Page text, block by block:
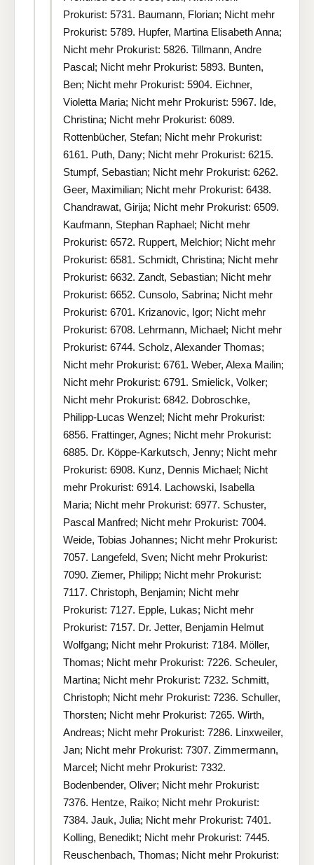
Prokurist: 5731. Baumann, Florian; Nicht mehr
Prokurist: 5789. Hupfer, Martina Elisabeth Anna;
Nicht mehr Prokurist: 5826. Tillmann, Andre
Pascal; Nicht mehr Prokurist: 5893. Bunten,
Ben; Nicht mehr Prokurist: 5904. Eichner,
Violetta Maria; Nicht mehr Prokurist: 5967. Ide,
Christina; Nicht mehr Prokurist: 6089.
Rottenbücher, Stefan; Nicht mehr Prokurist:
6161. Puth, Dany; Nicht mehr Prokurist: 6215.
Stumpf, Sebastian; Nicht mehr Prokurist: 6262.
Geer, Maximilian; Nicht mehr Prokurist: 6438.
Chandrawat, Girija; Nicht mehr Prokurist: 6509.
Kaufmann, Stephan Raphael; Nicht mehr
Prokurist: 6572. Ruppert, Melchior; Nicht mehr
Prokurist: 6581. Schmidt, Christina; Nicht mehr
Prokurist: 6632. Zandt, Sebastian; Nicht mehr
Prokurist: 6652. Cunsolo, Sabrina; Nicht mehr
Prokurist: 6701. Krizanovic, Igor; Nicht mehr
Prokurist: 6708. Lehrmann, Michael; Nicht mehr
Prokurist: 6744. Scholz, Alexander Thomas;
Nicht mehr Prokurist: 6761. Weber, Alexa Mailin;
Nicht mehr Prokurist: 6791. Smielick, Volker;
Nicht mehr Prokurist: 6842. Dobroschke,
Philipp-Lucas Wenzel; Nicht mehr Prokurist:
6856. Frattinger, Agnes; Nicht mehr Prokurist:
6885. Dr. Köppe-Karkutsch, Jenny; Nicht mehr
Prokurist: 6908. Kunz, Dennis Michael; Nicht
mehr Prokurist: 6914. Lachowski, Isabella
Maria; Nicht mehr Prokurist: 6977. Schuster,
Pascal Manfred; Nicht mehr Prokurist: 7004.
Weide, Tobias Johannes; Nicht mehr Prokurist:
7057. Langefeld, Sven; Nicht mehr Prokurist:
7090. Ziemer, Philipp; Nicht mehr Prokurist:
7117. Christoph, Benjamin; Nicht mehr
Prokurist: 7127. Epple, Lukas; Nicht mehr
Prokurist: 7157. Dr. Jetter, Benjamin Helmut
Wolfgang; Nicht mehr Prokurist: 7184. Möller,
Thomas; Nicht mehr Prokurist: 7226. Scheuler,
Martina; Nicht mehr Prokurist: 7232. Schmitt,
Christoph; Nicht mehr Prokurist: 7236. Schuller,
Thorsten; Nicht mehr Prokurist: 7265. Wirth,
Andreas; Nicht mehr Prokurist: 7286. Linxweiler,
Jan; Nicht mehr Prokurist: 7307. Zimmermann,
Marcel; Nicht mehr Prokurist: 7332.
Bodenbender, Oliver; Nicht mehr Prokurist:
7376. Hentze, Raiko; Nicht mehr Prokurist:
7384. Jauk, Julia; Nicht mehr Prokurist: 7401.
Kolling, Benedikt; Nicht mehr Prokurist: 7445.
Reuschenbach, Thomas; Nicht mehr Prokurist: